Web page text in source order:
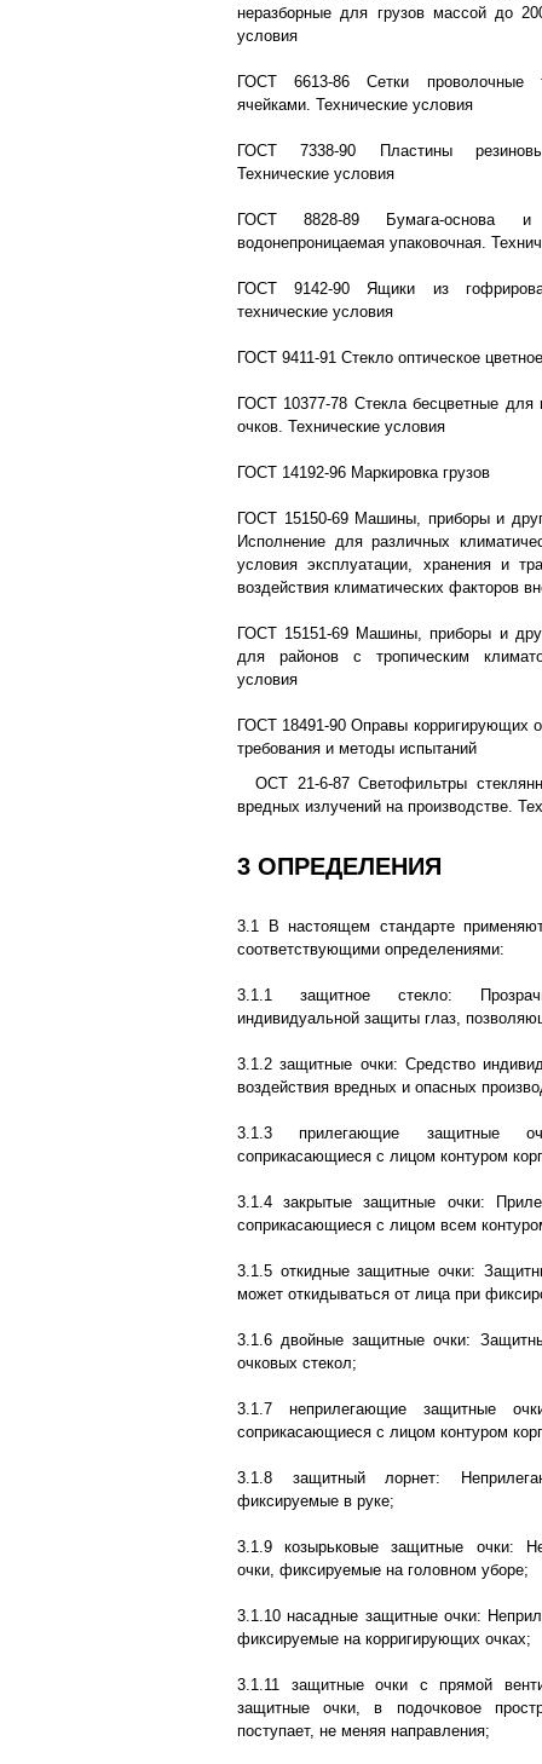
неразборные для грузов массой до
условия
ГОСТ 6613-86 Сетки проволочные
ячейками. Технические условия
ГОСТ 7338-90 Пластины
Технические условия
ГОСТ 8828-89 Бумага-основа и
водонепроницаемая упаковочная.
ГОСТ 9142-90 Ящики из
технические условия
ГОСТ 9411-91 Стекло оптическое
ГОСТ 10377-78 Стекла бесцветные для
очков. Технические условия
ГОСТ 14192-96 Маркировка грузов
ГОСТ 15150-69 Машины, приборы и
Исполнение для различных
условия эксплуатации, хранения и
воздействия климатических факторов
ГОСТ 15151-69 Машины, приборы и
для районов с тропическим
условия
ГОСТ 18491-90 Оправы корригирующих
требования и методы испытаний
ОСТ 21-6-87 Светофильтры
вредных излучений на производстве.
3 ОПРЕДЕЛЕНИЯ
3.1 В настоящем стандарте
соответствующими определениями:
3.1.1 защитное стекло:
индивидуальной защиты глаз,
3.1.2 защитные очки: Средство
воздействия вредных и опасных
3.1.3 прилегающие защитные
соприкасающиеся с лицом контуром
3.1.4 закрытые защитные очки:
соприкасающиеся с лицом всем
3.1.5 откидные защитные очки:
может откидываться от лица при
3.1.6 двойные защитные очки:
очковых стекол;
3.1.7 неприлегающие защитные
соприкасающиеся с лицом контуром
3.1.8 защитный лорнет:
фиксируемые в руке;
3.1.9 козырьковые защитные очки:
очки, фиксируемые на головном уборе;
3.1.10 насадные защитные очки:
фиксируемые на корригирующих очках;
3.1.11 защитные очки с прямой
защитные очки, в подочковое
поступает, не меняя направления;